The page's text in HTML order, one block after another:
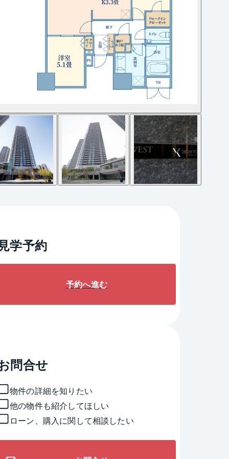
学予約
予約へ進む
問合せ
物件の詳細を知りたい
他の物件も紹介してほしい
ローン、購入に関して相談したい